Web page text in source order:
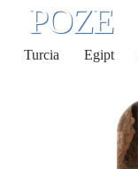
POZE
Turcia Egipt